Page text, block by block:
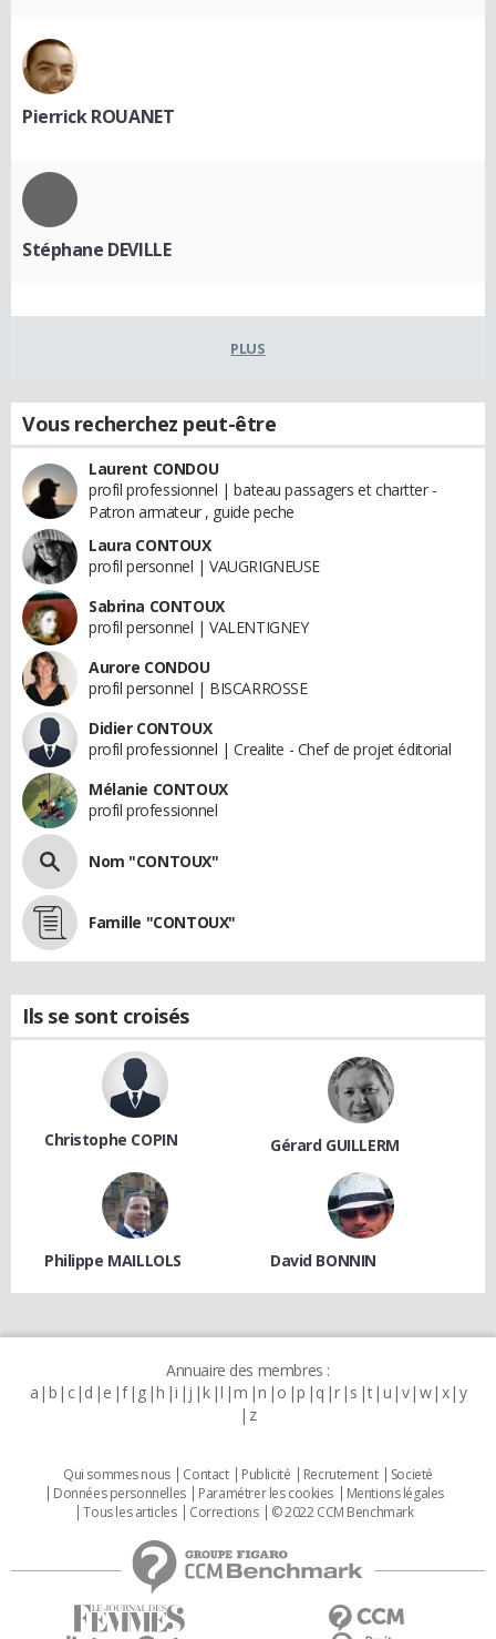
Pierrick ROUANET
Stéphane DEVILLE
PLUS
Vous recherchez peut-être
Laurent CONDOU
profil professionnel | bateau passagers et chartter -
Patron armateur , guide peche
Laura CONTOUX
profil personnel | VAUGRIGNEUSE
Sabrina CONTOUX
profil personnel | VALENTIGNEY
Aurore CONDOU
profil personnel | BISCARROSSE
Didier CONTOUX
profil professionnel | Crealite - Chef de projet éditorial
Mélanie CONTOUX
profil professionnel
Nom "CONTOUX"
Famille "CONTOUX"
Ils se sont croisés
Christophe COPIN Gérard GUILLERM
Philippe MAILLOLS David BONNIN
Annuaire des membres :
a b c d e f g h i j k l m n o p q r s t u v w x y
z
Qui sommes nous Contact Publicité Recrutement
Societé
Données personnelles
Paramétrer les cookies
Mentions légales
Tous les articles
Corrections © 2022 CCM Benchmark